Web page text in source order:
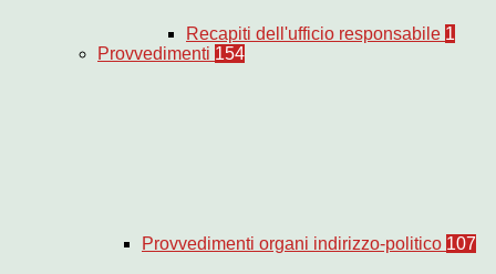
Recapiti dell'ufficio responsabile 1
Provvedimenti 154
Provvedimenti organi indirizzo-politico 107